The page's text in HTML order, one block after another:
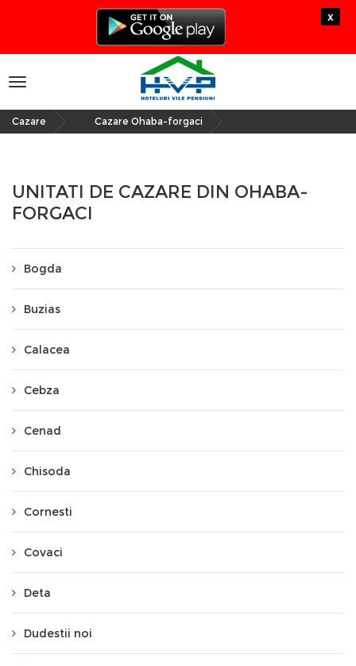
x
Toggle
navigation
Cazare Cazare Ohaba-forgaci
UNITATI DE CAZARE DIN OHABA-
FORGACI
Bogda
Buzias
Calacea
Cebza
Cenad
Chisoda
Cornesti
Covaci
Deta
Dudestii noi